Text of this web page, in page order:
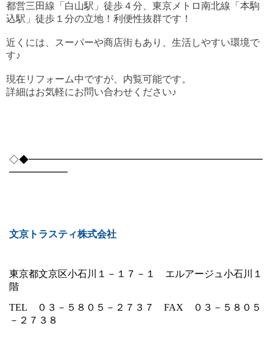
都営三田線「白山駅」徒歩４分、東京メトロ南北線「本駒
込駅」徒歩１分の立地！利便性抜群です！
近くには、スーパーや商店街もあり、生活しやすい環境で
す♪
現在リフォーム中ですが、内覧可能です。
詳細はお気軽にお問い合わせください♪
◇◆━━━━━━━━━━━━━━━━━━━━━━━━
━━━━━━
文京トラスティ株式会社
東京都文京区小石川１－１７－１ エルアージュ小石川１
階
TEL ０３－５８０５－２７３７ FAX ０３－５８０５
－２７３８